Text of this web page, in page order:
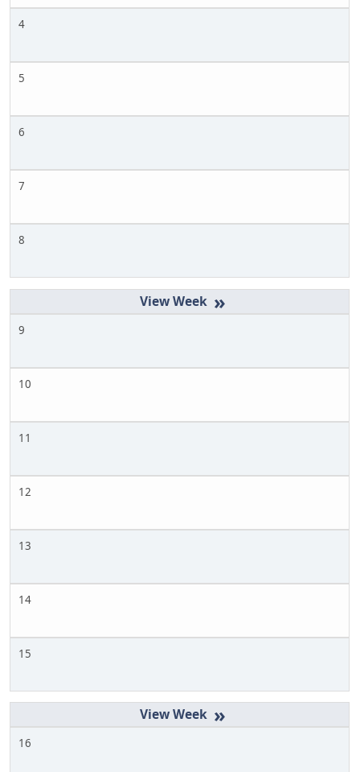
4
5
6
7
8
»
9
10
11
12
13
14
15
»
16